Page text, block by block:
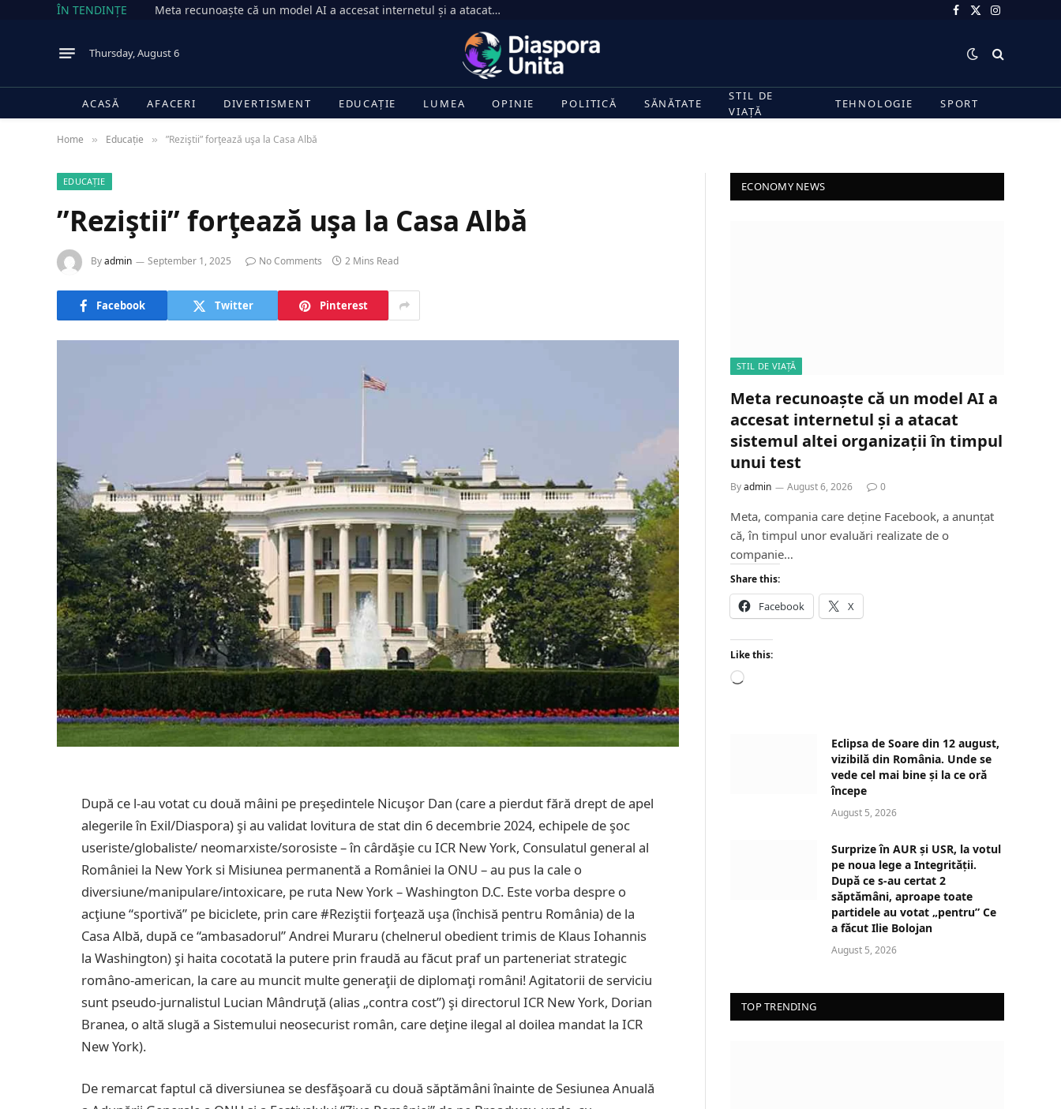
ÎN TENDINȚE Meta recunoaște că un model AI a accesat internetul și a atacat sistemul altei organizații în timpul unui test Facebook
X
Instagram
Thursday, August 6
ACASĂ AFACERI DIVERTISMENT EDUCAȚIE LUMEA OPINIE POLITICĂ SĂNĂTATE
STIL DE
VIAȚĂ
TEHNOLOGIE SPORT
Home » Educație » ”Reziştii” forţează uşa la Casa Albă
EDUCAȚIE
”Reziştii” forţează uşa la Casa Albă
Byadmin September 1, 2025 No Comments 2 Mins Read
Facebook Twitter Pinterest
După ce l-au votat cu două mâini pe preşedintele Nicuşor Dan (care a pierdut fără drept de apel
alegerile în Exil/Diaspora) şi au validat lovitura de stat din 6 decembrie 2024, echipele de şoc
useriste/globaliste/ neomarxiste/sorosiste – în cârdăşie cu ICR New York, Consulatul general al
României la New York si Misiunea permanentă a României la ONU – au pus la cale o
diversiune/manipulare/intoxicare, pe ruta New York – Washington D.C. Este vorba despre o
acţiune “sportivă” pe biciclete, prin care #Reziştii forţează uşa (închisă pentru România) de la
Casa Albă, după ce “ambasadorul” Andrei Muraru (chelnerul obedient trimis de Klaus Iohannis
la Washington) şi haita cocotată la putere prin fraudă au făcut praf un parteneriat strategic
româno-american, la care au muncit multe generaţii de diplomaţi români! Agitatorii de serviciu
sunt pseudo-jurnalistul Lucian Mândruţă (alias „contra cost”) şi directorul ICR New York, Dorian
Branea, o altă slugă a Sistemului neosecurist român, care deţine ilegal al doilea mandat la ICR
New York).
De remarcat faptul că diversiunea se desfăşoară cu două săptămâni înainte de Sesiunea Anuală
ECONOMY NEWS
STIL DE VIAȚĂ
Meta recunoaște că un model AI a
accesat internetul și a atacat
sistemul altei organizații în timpul
unui test
Byadmin August 6, 2026 0
Meta, compania care deține Facebook, a anunțat
că, în timpul unor evaluări realizate de o
companie…
Share this:
Facebook X
Like this:
L
Eclipsa de Soare din 12 august,
vizibilă din România. Unde se
vede cel mai bine și la ce oră
începe
August 5, 2026
Surprize în AUR și USR, la votul
pe noua lege a Integrității.
După ce s-au certat 2
săptămâni, aproape toate
partidele au votat „pentru” Ce
a făcut Ilie Bolojan
August 5, 2026
TOP TRENDING